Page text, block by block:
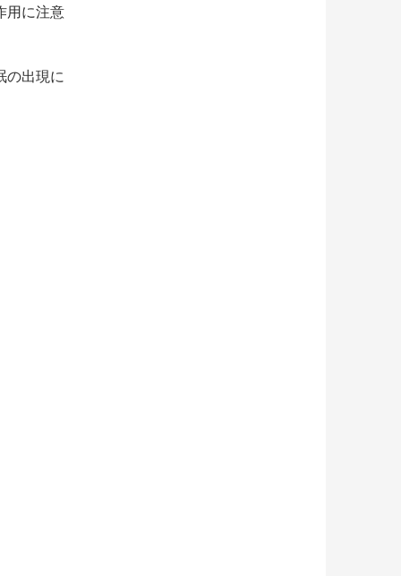
用に注意
の出現に